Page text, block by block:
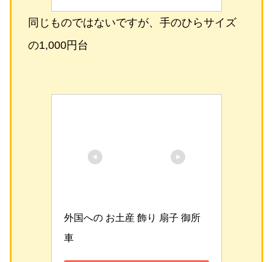
同じものではないですが、手のひらサイズ
の1,000円台
外国への お土産 飾り 扇子 御所
車